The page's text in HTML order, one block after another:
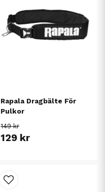
Rapala Dragbälte För
Pulkor
149 kr
129 kr